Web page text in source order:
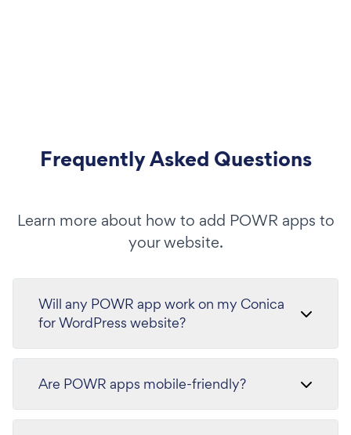
Frequently Asked Questions
Learn more about how to add POWR apps to
your website.
Will any POWR app work on my Conica
for WordPress website?
Are POWR apps mobile-friendly?